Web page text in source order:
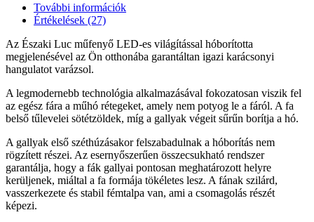
További információk
Értékelések (27)
Az Északi Luc műfenyő LED-es világítással hóborította
megjelenésével az Ön otthonába garantáltan igazi karácsonyi
hangulatot varázsol.
A legmodernebb technológia alkalmazásával fokozatosan viszik fel
az egész fára a műhó rétegeket, amely nem potyog le a fáról. A fa
belső tűlevelei sötétzöldek, míg a gallyak végeit sűrűn borítja a hó.
A gallyak első széthúzásakor felszabadulnak a hóborítás nem
rögzített részei. Az esernyőszerűen összecsukható rendszer
garantálja, hogy a fák gallyai pontosan meghatározott helyre
kerüljenek, miáltal a fa formája tökéletes lesz. A fának szilárd,
vasszerkezete és stabil fémtalpa van, ami a csomagolás részét
képezi.